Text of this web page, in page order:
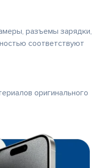
разъемы зарядки,
соответствуют
оригинального